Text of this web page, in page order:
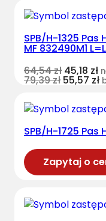
SPB/H-1325
MF 832490M1 L=L
64,54zł 45,18 zł
79,39zł 55,57 zł
SPB/H-1725
Zapytaj o